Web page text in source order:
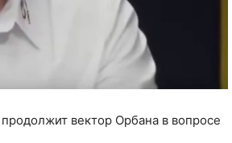
вектор Орбана в вопросе